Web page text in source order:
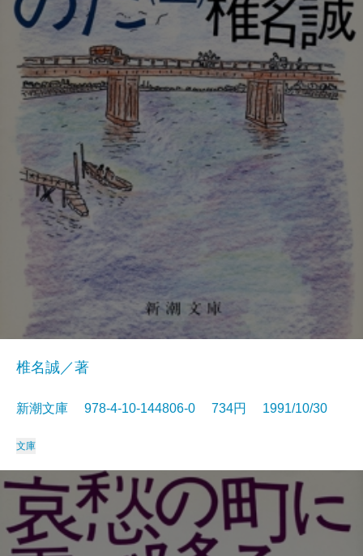
椎名誠／著
新潮文庫 978-4-10-144806-0 734円 1991/10/30
文庫